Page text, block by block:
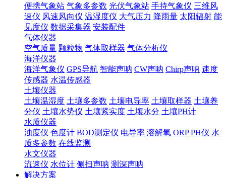
便携气象站 气象多参数 光伏气象站 手持气象仪 三维风
速仪 风速风向仪 温湿度仪 大气压力 降雨量 太阳辐射 能
见度仪 数据采集器 安装配件
气体仪器
空气质量 颗粒物 气体取样器 气体分析仪
海洋仪器
海洋气象仪 GPS导航 智能声呐 CW声呐 Chirp声呐 速度
传感器 水温传感器
土壤仪器
土壤温湿度 土壤多参数 土壤电导率 土壤取样器 土壤养
分仪 土壤水势仪 土壤紧实度 土壤水分 土壤PH计
水质仪器
浊度仪 色度计 BOD测定仪 电导率 溶解氧 ORP PH仪 水
质多参数 在线监测
水文仪器
流速仪 水位计 侧扫声呐 测深声呐
解决方案